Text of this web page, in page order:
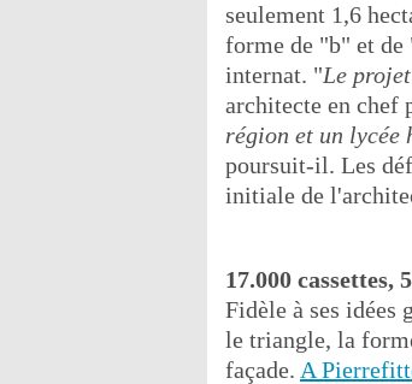
seulement 1,6
forme de "b" et
internat. "Le
architecte en chef
région et un lycée
poursuit-il. Les
initiale de
17.000 cassettes,
Fidèle à ses
le triangle, la
façade. A